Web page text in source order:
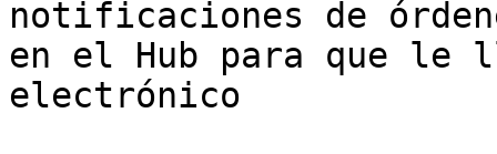
notificaciones de
en el Hub para que le
electrónico